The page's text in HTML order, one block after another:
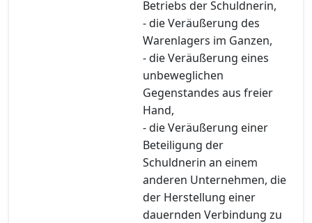
Betriebs der Schuldnerin,
- die Veräußerung des
Warenlagers im Ganzen,
- die Veräußerung eines
unbeweglichen
Gegenstandes aus freier
Hand,
- die Veräußerung einer
Beteiligung der
Schuldnerin an einem
anderen Unternehmen, die
der Herstellung einer
dauernden Verbindung zu